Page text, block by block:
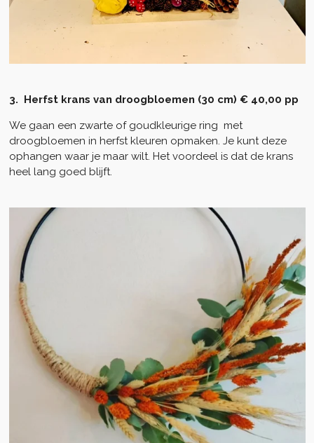
3. Herfst krans van droogbloemen (30 cm) € 40,00 pp
We gaan een zwarte of goudkleurige ring met
droogbloemen in herfst kleuren opmaken. Je kunt deze
ophangen waar je maar wilt. Het voordeel is dat de krans
heel lang goed blijft.